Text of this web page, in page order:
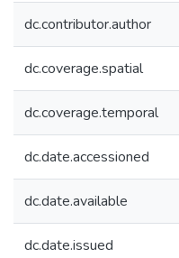
dc.contributor.author
dc.coverage.spatial
dc.coverage.temporal
dc.date.accessioned
dc.date.available
dc.date.issued